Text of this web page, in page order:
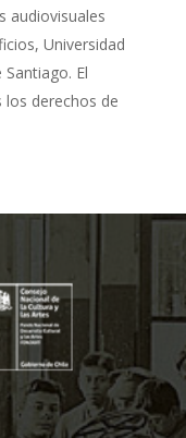
audiovisuales
Universidad
El
derechos de